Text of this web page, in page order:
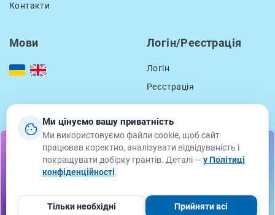
Контакти
Мови Логін/Реєстрація
Логін
Реєстрація
Контакти
вул. Смаль-Стоцького, 15
Львів, Львівська область
79000
email support@getgrant.ua
Ми цінуємо вашу приватність
Ми використовуємо файли cookie, щоб сайт
працював коректно, аналізувати відвідуваність і
покращувати добірку грантів. Деталі — у Політиці
конфіденційності.
Тільки необхідні Прийняти всі
Підпишіться на розсилку грантових можливостей від
GetGrant Service